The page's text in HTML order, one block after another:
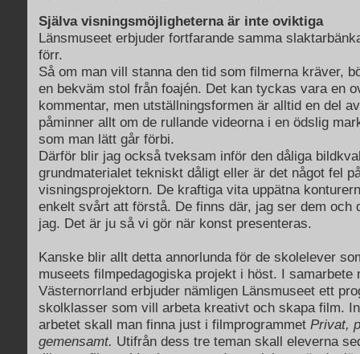
Själva visningsmöjligheterna är inte oviktiga
Länsmuseet erbjuder fortfarande samma
förr.
Så om man vill stanna den tid som filmerna kräver,
en bekväm stol från foajén. Det kan tyckas vara en
kommentar, men utställningsformen är alltid en del
påminner allt om de rullande videorna i en ödslig
som man lätt går förbi.
Därför blir jag också tveksam inför den dåliga
grundmaterialet tekniskt dåligt eller är det något fel
visningsprojektorn. De kraftiga vita uppätna
enkelt svårt att förstå. De finns där, jag ser dem och
jag. Det är ju så vi gör när konst presenteras.
Kanske blir allt detta annorlunda för de skolelever
museets filmpedagogiska projekt i höst. I samarbete
Västernorrland erbjuder nämligen Länsmuseet ett
skolklasser som vill arbeta kreativt och skapa film.
arbetet skall man finna just i filmprogrammet Privat,
gemensamt. Utifrån dess tre teman skall eleverna